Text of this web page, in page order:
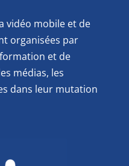
vidéo mobile et de
organisées par
et de
médias, les
dans leur mutation